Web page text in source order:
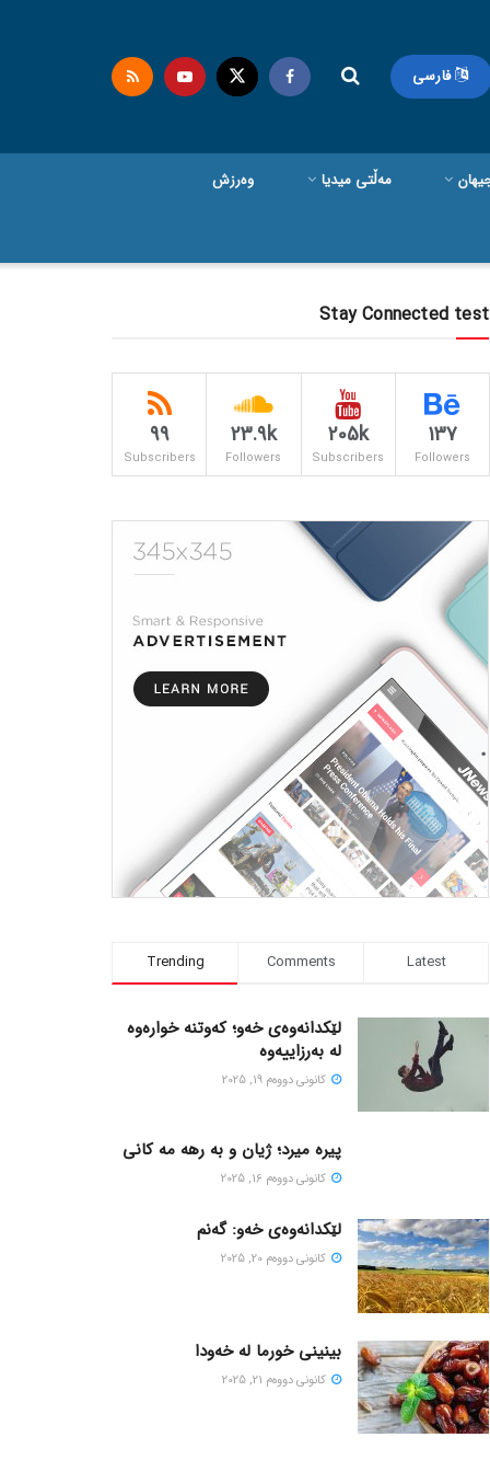
فارسی
مەڵتی میدیا وەرزش
Stay Connected test
137
Followers
205k
Subscribers
23.9k
Followers
99
Subscribers
Trending Comments Latest
لێکدانەوەی خەو؛ کەوتنە خوارەوە
لە بەرزاییەوە
كانونی دووه‌م 19, 2025
پیره میرد؛ ژیان و به رهه مه کانی
كانونی دووه‌م 16, 2025
لێکدانەوەی خەو: گەنم
كانونی دووه‌م 20, 2025
بینینی خورما لە خەودا
كانونی دووه‌م 21, 2025